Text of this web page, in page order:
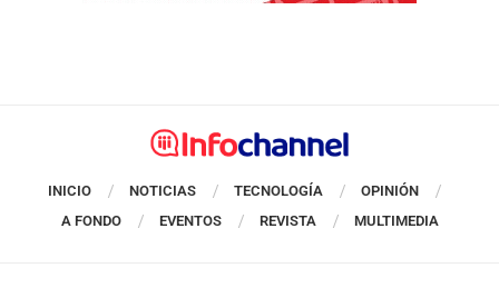
INICIO NOTICIAS TECNOLOGÍA
OPINIÓN
A FONDO
EVENTOS REVISTA MULTIMEDIA